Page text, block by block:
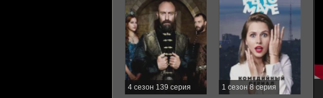
4 сезон 139 серия 1 сезон 8 серия